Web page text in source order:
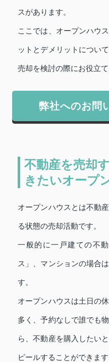
スがあります。
ここでは、オープンハウ
ットとデメリットについ
売却を検討の際にお役立て
弊社へのお問
不動産を売却
きたいオープ
オープンハウスとは不動
る状態の売却活動です。
一般的に一戸建ての不
ス」、マンションの場合
す。
オープンハウスは土日の
多く、予約なしで誰でも
ら、不動産を購入したい
ピールすることができます